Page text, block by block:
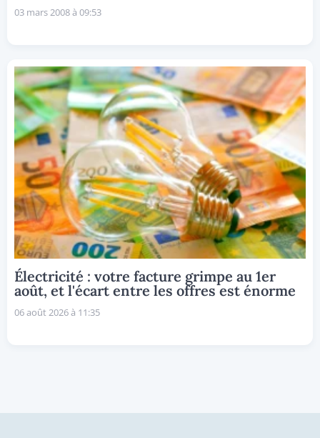
03 mars 2008 à 09:53
Électricité : votre facture grimpe au 1er
août, et l'écart entre les offres est énorme
06 août 2026 à 11:35